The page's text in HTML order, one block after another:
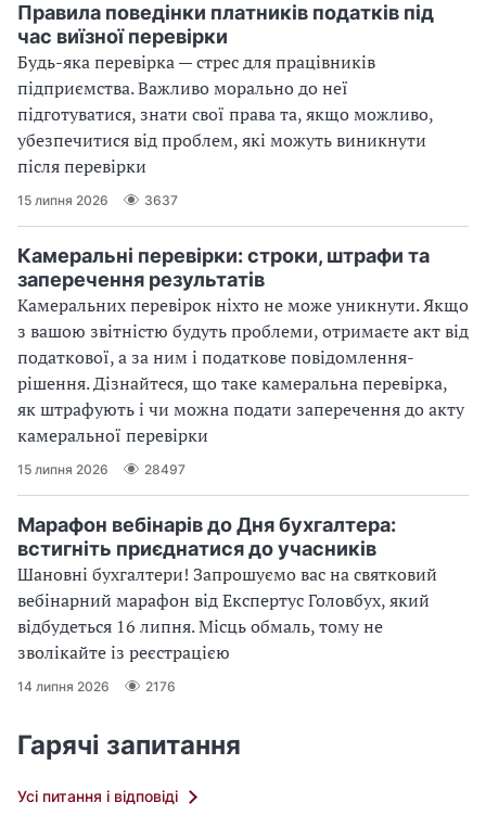
Правила поведінки платників податків під
час виїзної перевірки
Будь-яка перевірка — стрес для працівників
підприємства. Важливо морально до неї
підготуватися, знати свої права та, якщо можливо,
убезпечитися від проблем, які можуть виникнути
після перевірки
15 липня 2026 3637
Камеральні перевірки: строки, штрафи та
заперечення результатів
Камеральних перевірок ніхто не може уникнути. Якщо
з вашою звітністю будуть проблеми, отримаєте акт від
податкової, а за ним і податкове повідомлення-
рішення. Дізнайтеся, що таке камеральна перевірка,
як штрафують і чи можна подати заперечення до акту
камеральної перевірки
15 липня 2026 28497
Марафон вебінарів до Дня бухгалтера:
встигніть приєднатися до учасників
Шановні бухгалтери! Запрошуємо вас на святковий
вебінарний марафон від Експертус Головбух, який
відбудеться 16 липня. Місць обмаль, тому не
зволікайте із реєстрацією
14 липня 2026 2176
Гарячі запитання
Усі питання і відповіді